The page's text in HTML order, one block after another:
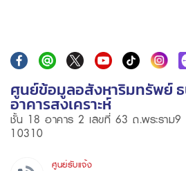
ศูนย์ข้อมูลอสังหาริมทรัพย์
อาคารสงเคราะห์
ชั้น 18 อาคาร 2 เลขที่ 63 ถ.พระราม9
10310
ศูนย์รับแจ้ง